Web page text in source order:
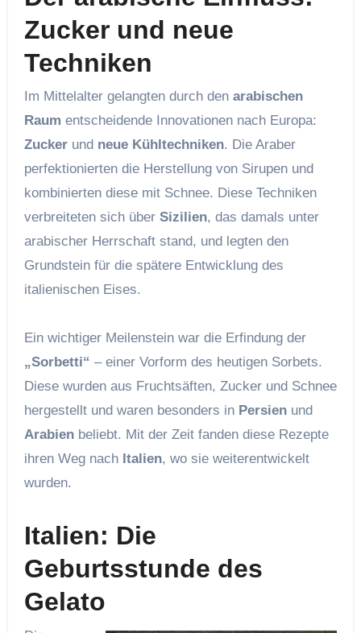
Zucker und neue
Techniken
Im Mittelalter gelangten durch den arabischen
Raum entscheidende Innovationen nach Europa:
Zuckerund neue Kühltechniken. Die Araber
perfektionierten die Herstellung von Sirupen und
kombinierten diese mit Schnee. Diese Techniken
verbreiteten sich über Sizilien, das damals unter
arabischer Herrschaft stand, und legten den
Grundstein für die spätere Entwicklung des
italienischen Eises.
Ein wichtiger Meilenstein war die Erfindung der
„Sorbetti“ – einer Vorform des heutigen Sorbets.
Diese wurden aus Fruchtsäften, Zucker und Schnee
hergestellt und waren besonders in Persienund
Arabienbeliebt. Mit der Zeit fanden diese Rezepte
ihren Weg nach Italien, wo sie weiterentwickelt
wurden.
Italien: Die
Geburtsstunde des
Gelato